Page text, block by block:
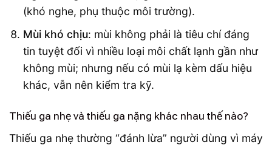
(khó nghe, phụ thuộc môi trường).
Mùi khó chịu: mùi không phải là tiêu chí đáng
tin tuyệt đối vì nhiều loại môi chất lạnh gần như
không mùi; nhưng nếu có mùi lạ kèm dấu hiệu
khác, vẫn nên kiểm tra kỹ.
Thiếu ga nhẹ và thiếu ga nặng khác nhau thế nào?
Thiếu ga nhẹ thường “đánh lừa” người dùng vì máy